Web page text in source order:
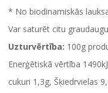
* No biodinamiskās
Var saturēt citu
Uzturvērtība: 100g
Enerģētiskā vērtība
cukuri 1,3g, Šķiedrvielas